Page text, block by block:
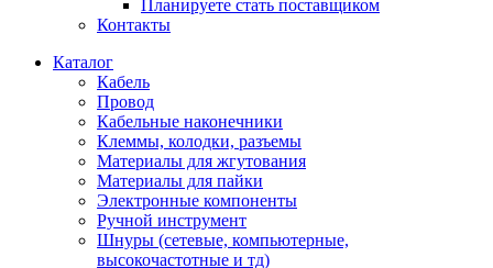
Планируете стать поставщиком
Контакты
Каталог
Кабель
Провод
Кабельные наконечники
Клеммы, колодки, разъемы
Материалы для жгутования
Материалы для пайки
Электронные компоненты
Ручной инструмент
Шнуры (сетевые, компьютерные,
высокочастотные и тд)